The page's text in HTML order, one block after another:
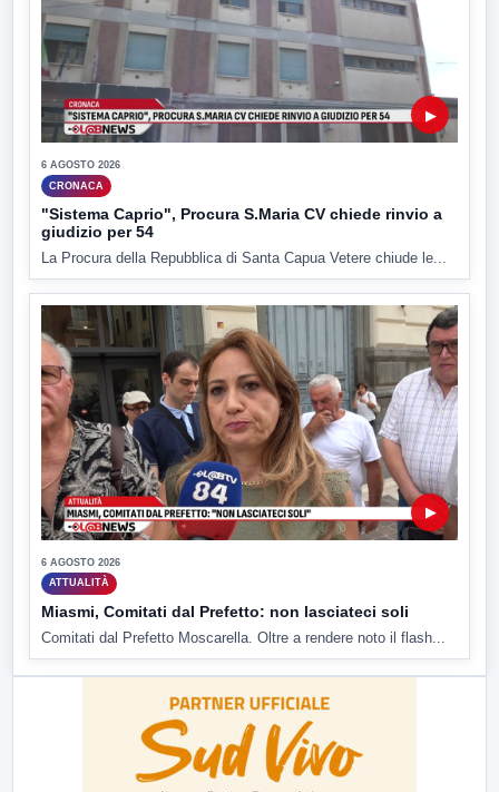
▶
6 AGOSTO 2026
CRONACA
"Sistema Caprio", Procura S.Maria CV chiede rinvio a
giudizio per 54
La Procura della Repubblica di Santa Capua Vetere chiude le...
▶
6 AGOSTO 2026
ATTUALITÀ
Miasmi, Comitati dal Prefetto: non lasciateci soli
Comitati dal Prefetto Moscarella. Oltre a rendere noto il flash...